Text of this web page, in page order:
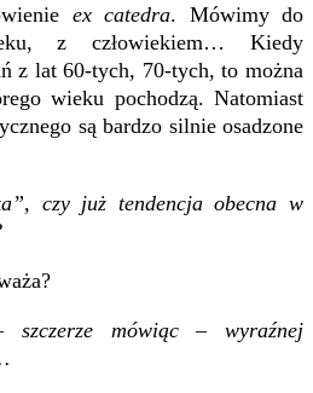
ex catedra. Mówimy do
z człowiekiem… Kiedy
z lat 60-tych, 70-tych, to można
wieku pochodzą. Natomiast
są bardzo silnie osadzone
czy już tendencja obecna w
mówiąc – wyraźnej